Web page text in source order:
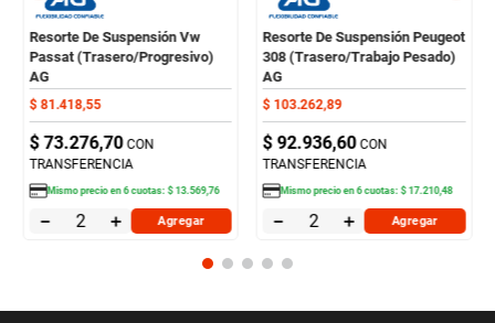
Resorte De Suspensión Vw
Passat (Trasero/Progresivo)
AG
$ 81 .418,55
$ 73.276,70 CON
TRANSFERENCIA
Mismo precio en6cuotas:$ 13.569,76
＋
－ Agregar
Resorte De Suspensión Peugeot
308 (Trasero/Trabajo Pesado)
AG
$ 103.262,89
$ 92.936,60 CON
TRANSFERENCIA
Mismo precio en6cuotas:$ 17.210,48
＋
－ Agregar